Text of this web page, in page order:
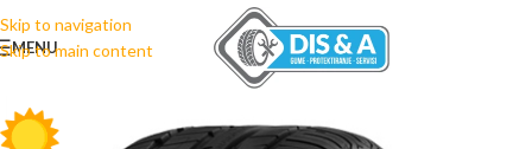
Skip to navigation
Skip to main content
MENU